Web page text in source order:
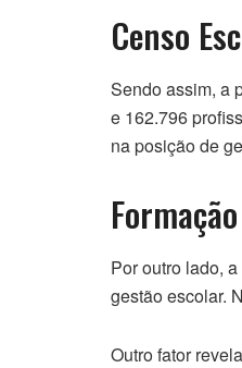
Censo
Sendo assim, a
e 162.796
na posição de
Por outro lado,
gestão escolar.
Outro fator